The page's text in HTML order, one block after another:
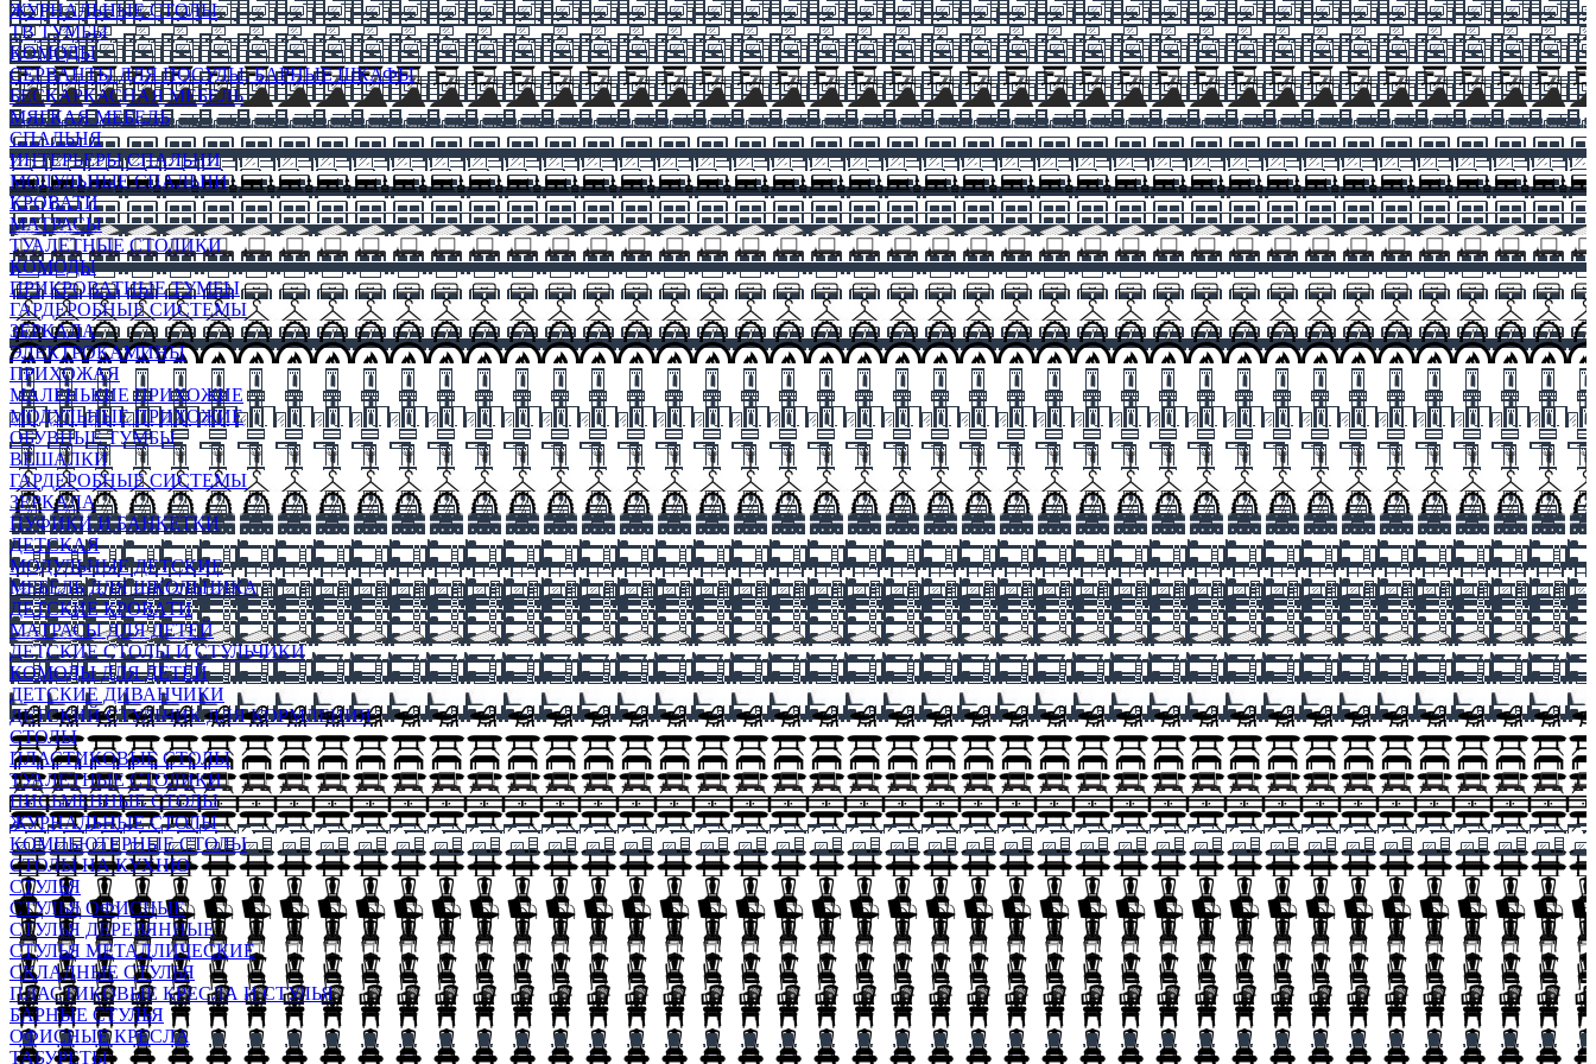
ЖУРНАЛЬНЫЕ СТОЛЫ
ТВ ТУМБЫ
КОМОДЫ
СЕРВАНТЫ ДЛЯ ПОСУДЫ, БАРНЫЕ ШКАФЫ
БЕСКАРКАСНАЯ МЕБЕЛЬ
МЯГКАЯ МЕБЕЛЬ
СПАЛЬНЯ
ИНТЕРЬЕРЫ СПАЛЬНИ
МОДУЛЬНЫЕ СПАЛЬНИ
КРОВАТИ
МАТРАСЫ
ТУАЛЕТНЫЕ СТОЛИКИ
КОМОДЫ
ПРИКРОВАТНЫЕ ТУМБЫ
ГАРДЕРОБНЫЕ СИСТЕМЫ
ЗЕРКАЛА
ЭЛЕКТРОКАМИНЫ
ПРИХОЖАЯ
МАЛЕНЬКИЕ ПРИХОЖИЕ
МОДУЛЬНЫЕ ПРИХОЖИЕ
ОБУВНЫЕ ТУМБЫ
ВЕШАЛКИ
ГАРДЕРОБНЫЕ СИСТЕМЫ
ЗЕРКАЛА
ПУФИКИ И БАНКЕТКИ
ДЕТСКАЯ
МОДУЛЬНЫЕ ДЕТСКИЕ
МЕБЕЛЬ ДЛЯ ШКОЛЬНИКА
ДЕТСКИЕ КРОВАТИ
МАТРАСЫ ДЛЯ ДЕТЕЙ
ДЕТСКИЕ СТОЛЫ И СТУЛЬЧИКИ
КОМОДЫ ДЛЯ ДЕТЕЙ
ДЕТСКИЕ ДИВАНЧИКИ
ДЕТСКИЙ СТУЛЬЧИК ДЛЯ КОРМЛЕНИЯ
СТОЛЫ
ПЛАСТИКОВЫЕ СТОЛЫ
ТУАЛЕТНЫЕ СТОЛИКИ
ПИСЬМЕННЫЕ СТОЛЫ
ЖУРНАЛЬНЫЕ СТОЛЫ
КОМПЬЮТЕРНЫЕ СТОЛЫ
СТОЛЫ НА КУХНЮ
СТУЛЬЯ
СТУЛЬЯ ОФИСНЫЕ
СТУЛЬЯ ДЕРЕВЯННЫЕ
СТУЛЬЯ МЕТАЛЛИЧЕСКИЕ
СКЛАДНЫЕ СТУЛЬЯ
ПЛАСТИКОВЫЕ КРЕСЛА И СТУЛЬЯ
БАРНЫЕ СТУЛЬЯ
ОФИСНЫЕ КРЕСЛА
ТАБУРЕТЫ